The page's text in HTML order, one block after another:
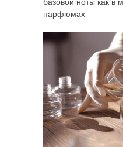
базовой ноты как в
парфюмах.